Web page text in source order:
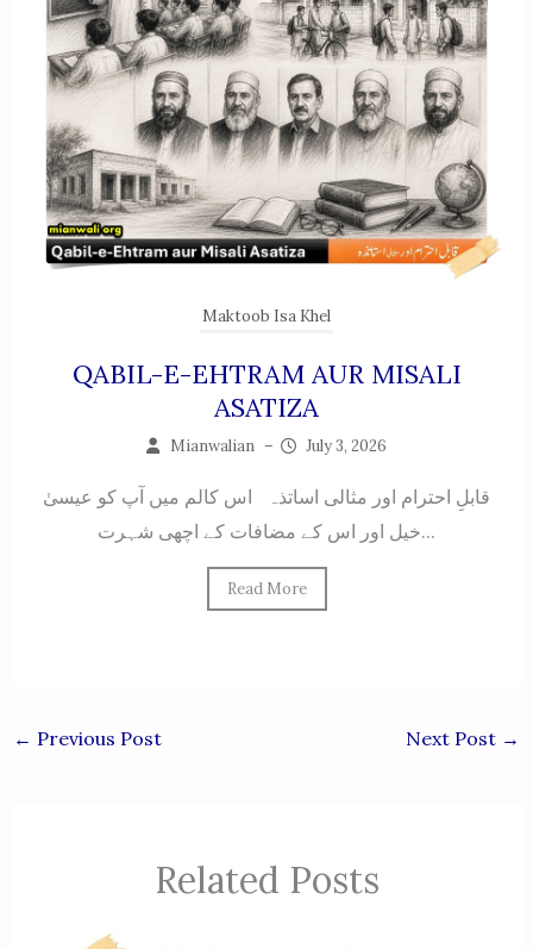
Maktoob Isa Khel
QABIL-E-EHTRAM AUR MISALI
ASATIZA
Mianwalian – July 3, 2026
قابلِ احترام اور مثالی اساتذہ اس کالم میں آپ کو عیسیٰ
خیل اور اس کے مضافات کے اچھی شہرت...
Read More
← Previous Post Next Post →
Related Posts